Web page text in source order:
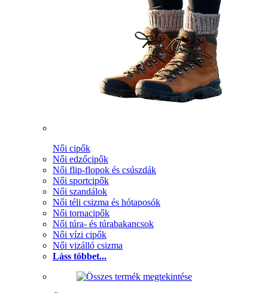
Női cipők
Női edzőcipők
Női flip-flopok és csúszdák
Női sportcipők
Női szandálok
Női téli csizma és hótaposók
Női tornacipők
Női túra- és túrabakancsok
Női vízi cipők
Női vizálló csizma
Láss többet...